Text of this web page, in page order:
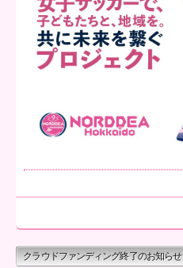
北
海
道
クラウドファンディング終了のお知らせ